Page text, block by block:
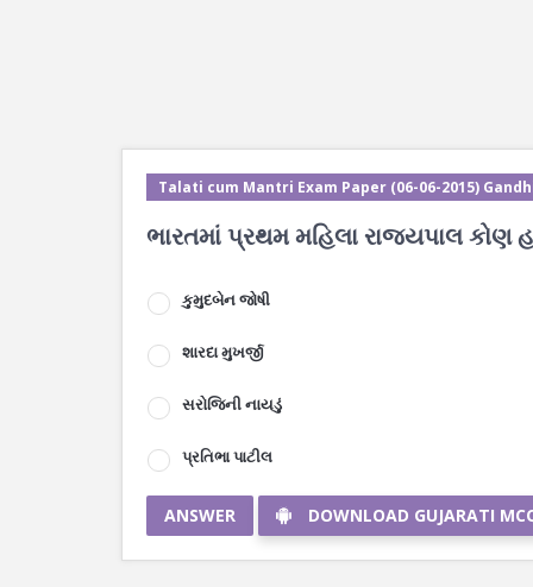
Talati cum Mantri Exam Paper (06-06-2015)
ભારતમાં પ્રથમ મહિલા રાજ્યપાલ કોણ
કુમુદબેન જોષી
શારદા મુખર્જી
સરોજિની નાયડું
પ્રતિભા પાટીલ
ANSWER DOWNLOAD GUJARATI